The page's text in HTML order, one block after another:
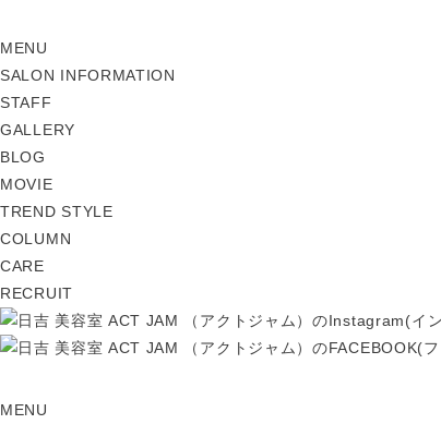
MENU
SALON INFORMATION
STAFF
GALLERY
BLOG
MOVIE
TREND STYLE
COLUMN
CARE
RECRUIT
MENU